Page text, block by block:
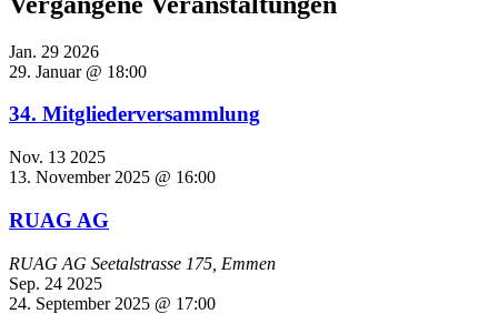
Jan. 29 2026
29. Januar @ 18:00
34. Mitgliederversammlung
Nov. 13 2025
13. November 2025 @ 16:00
RUAG AG
RUAG AG Seetalstrasse 175, Emmen
Sep. 24 2025
24. September 2025 @ 17:00